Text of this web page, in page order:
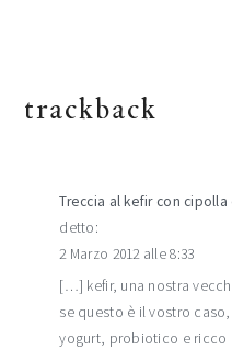
trackback
Treccia al kefir con cipolla
detto:
2 Marzo 2012 alle 8:33
[…] kefir, una nostra
se questo è il vostro
yogurt, probiotico e